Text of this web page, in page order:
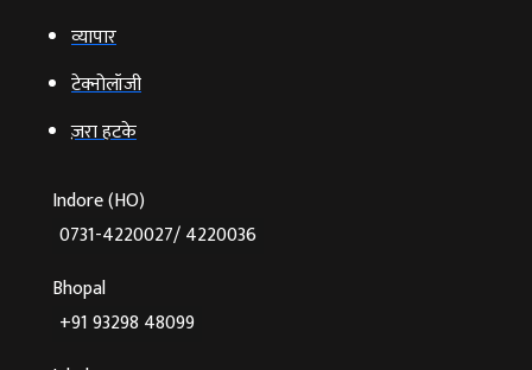
व्‍यापार
टेक्‍नोलॉजी
ज़रा हटके
Indore (HO)
0731-4220027/ 4220036
Bhopal
+91 93298 48099